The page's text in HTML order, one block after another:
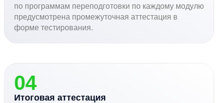
по программам переподготовки по каждому модулю
предусмотрена промежуточная аттестация в
форме тестирования.
04
Итоговая аттестация